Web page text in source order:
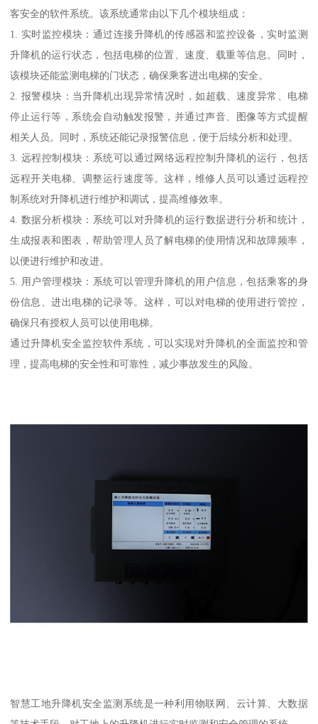
客安全的软件系统。该系统通常由以下几个模块组成：
1. 实时监控模块：通过连接升降机的传感器和监控设备，实时监测
升降机的运行状态，包括电梯的位置、速度、载重等信息。同时，
该模块还能监测电梯的门状态，确保乘客进出电梯的安全。
2. 报警模块：当升降机出现异常情况时，如超载、速度异常、电梯
停止运行等，系统会自动触发报警，并通过声音、图像等方式提醒
相关人员。同时，系统还能记录报警信息，便于后续分析和处理。
3. 远程控制模块：系统可以通过网络远程控制升降机的运行，包括
远程开关电梯、调整运行速度等。这样，维修人员可以通过远程控
制系统对升降机进行维护和调试，提高维修效率。
4. 数据分析模块：系统可以对升降机的运行数据进行分析和统计，
生成报表和图表，帮助管理人员了解电梯的使用情况和故障频率，
以便进行维护和改进。
5. 用户管理模块：系统可以管理升降机的用户信息，包括乘客的身
份信息、进出电梯的记录等。这样，可以对电梯的使用进行管控，
确保只有授权人员可以使用电梯。
通过升降机安全监控软件系统，可以实现对升降机的全面监控和管
理，提高电梯的安全性和可靠性，减少事故发生的风险。
智慧工地升降机安全监测系统是一种利用物联网、云计算、大数据